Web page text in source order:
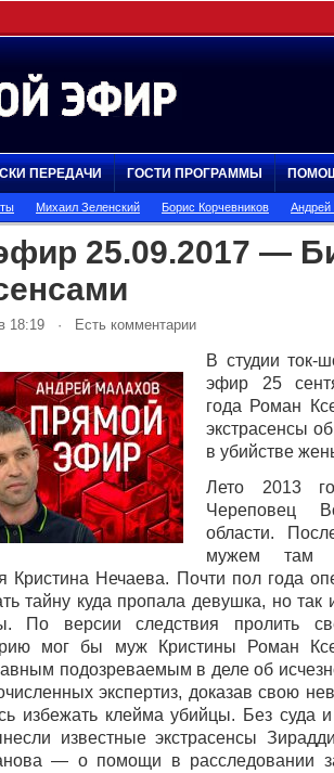
ПЕРЕДАЧИ ГОСТИ ПРОГРАММЫ
Михаил Зеленский Борис Корчевников
25.09.2017 —
18:19 · Есть комментарии
В студии ток-
эфир 25
года Роман
экстрасенсы
в убийстве
Лето 2013
Череповeц
области.
мужем там
Кристина Нечаева. Почти пол года
тайну куда пропала девушка, но
По версии следствия пролить
мог бы муж Кристины Роман
подозреваемым в деле об
экспертиз, доказав свою
избежать клейма убийцы. Без суда и
известные экстрасенсы
— о помощи в расследовании